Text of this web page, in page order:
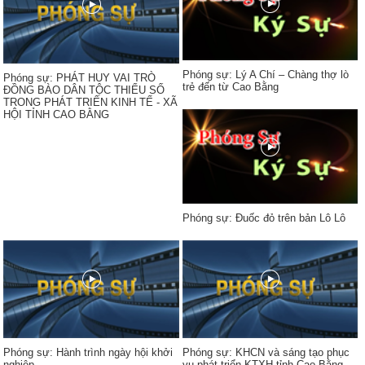
Phóng sự: PHÁT HUY VAI TRÒ
ĐỒNG BÀO DÂN TỘC THIỂU SỐ
TRONG PHÁT TRIỂN KINH TẾ - XÃ
HỘI TỈNH CAO BẰNG
Phóng sự: Lý A Chí – Chàng thợ lò
trẻ đến từ Cao Bằng
Phóng sự: Đuốc đỏ trên bản Lô Lô
Phóng sự: Hành trình ngày hội khởi
Phóng sự: KHCN và sáng tạo phục